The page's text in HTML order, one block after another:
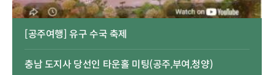
[공주여행] 유구 수국 축제
충남 도지사 당선인 타운홀 미팅(공주,부여,청양)